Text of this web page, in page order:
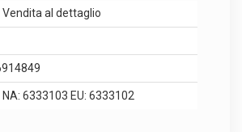
Vendita al dettaglio
NA: 6333103 EU: 6333102